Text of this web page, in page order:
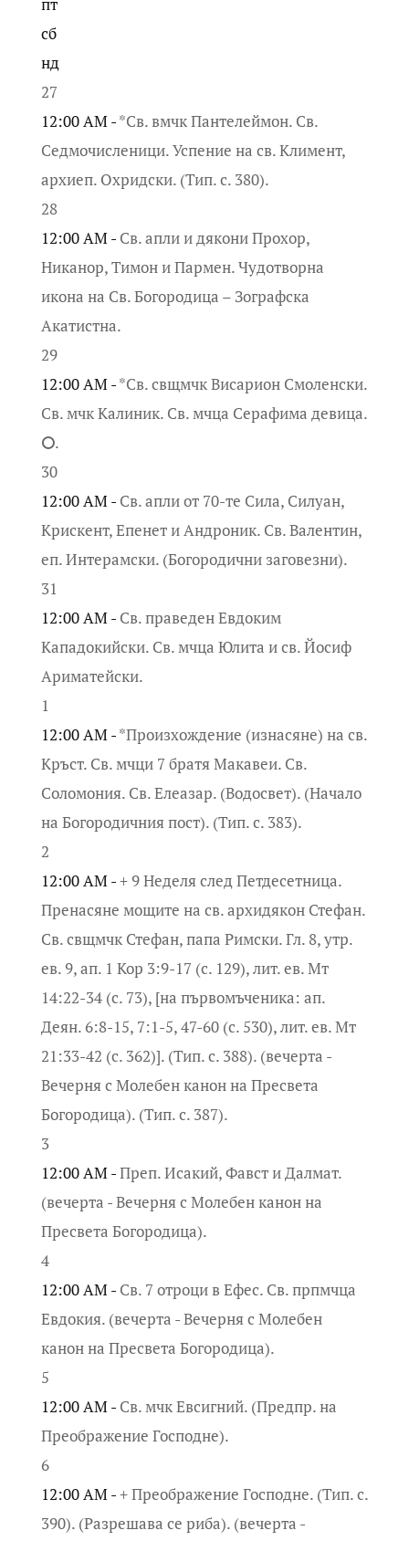
пт
сб
нд
27
12:00 AM -*Св. вмчк Пантелеймон. Св.
Седмочисленици. Успение на св. Климент,
архиеп. Охридски. (Тип. с. 380).
28
12:00 AM - Св. апли и дякони Прохор,
Никанор, Тимон и Пармен. Чудотворна
икона на Св. Богородица – Зографска
Акатистна.
29
12:00 AM -*Св. свщмчк Висарион Смоленски.
Св. мчк Калиник. Св. мчца Серафима девица.
⭘.
30
12:00 AM - Св. апли от 70-те Сила, Силуан,
Крискент, Епенет и Андроник. Св. Валентин,
еп. Интерамски. (Богородични заговезни).
31
12:00 AM - Св. праведен Евдоким
Кападокийски. Св. мчца Юлита и св. Йосиф
Ариматейски.
1
12:00 AM -*Произхождение (изнасяне) на св.
Кръст. Св. мчци 7 братя Макавеи. Св.
Соломония. Св. Елеазар. (Водосвет). (Начало
на Богородичния пост). (Тип. с. 383).
2
12:00 AM -+ 9 Неделя след Петдесетница.
Пренасяне мощите на св. архидякон Стефан.
Св. свщмчк Стефан, папа Римски. Гл. 8, утр.
ев. 9, ап. 1 Кор 3:9-17 (с. 129), лит. ев. Мт
14:22-34 (с. 73), [на първомъченика: ап.
Деян. 6:8-15, 7:1-5, 47-60 (с. 530), лит. ев. Мт
21:33-42 (с. 362)]. (Тип. с. 388). (вечерта -
Вечерня с Молебен канон на Пресвета
Богородица). (Тип. с. 387).
3
12:00 AM -Преп. Исакий, Фавст и Далмат.
(вечерта - Вечерня с Молебен канон на
Пресвета Богородица).
4
12:00 AM - Св. 7 отроци в Ефес. Св. прпмчца
Евдокия. (вечерта - Вечерня с Молебен
канон на Пресвета Богородица).
5
12:00 AM - Св. мчк Евсигний. (Предпр. на
Преображение Господне).
6
12:00 AM -+ Преображение Господне. (Тип. с.
390). (Разрешава се риба). (вечерта -